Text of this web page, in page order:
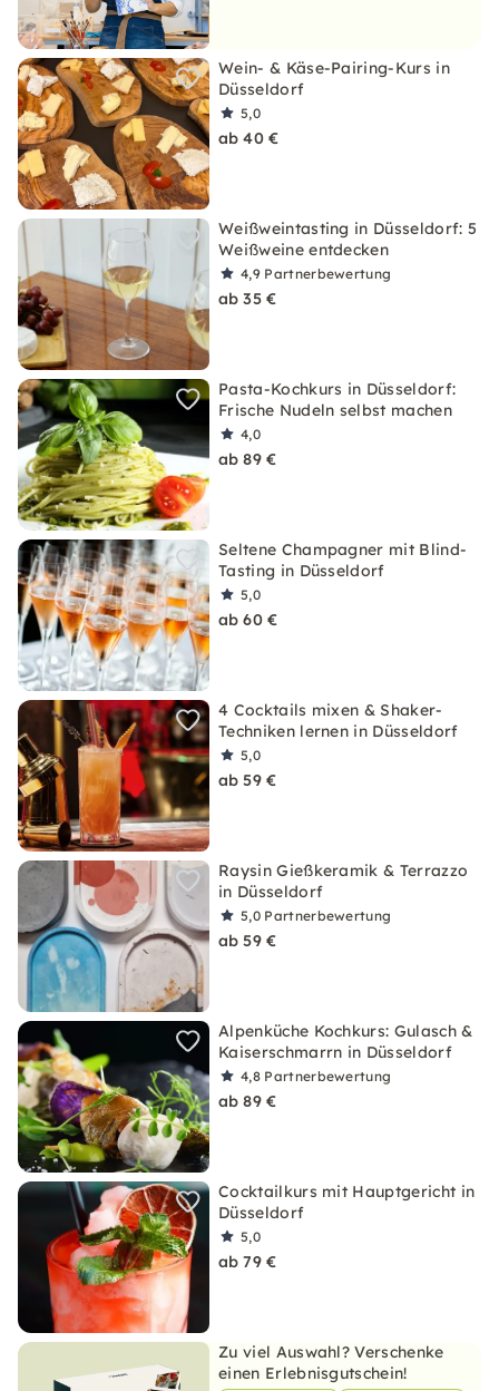
Wein- & Käse-Pairing-Kurs in
Düsseldorf
5,0
ab 40 €
Weißweintasting in Düsseldorf: 5
Weißweine entdecken
4,9 Partnerbewertung
ab 35 €
Pasta-Kochkurs in Düsseldorf:
Frische Nudeln selbst machen
4,0
ab 89 €
Seltene Champagner mit Blind-
Tasting in Düsseldorf
5,0
ab 60 €
4 Cocktails mixen & Shaker-
Techniken lernen in Düsseldorf
5,0
ab 59 €
Raysin Gießkeramik & Terrazzo
in Düsseldorf
5,0 Partnerbewertung
ab 59 €
Alpenküche Kochkurs: Gulasch &
Kaiserschmarrn in Düsseldorf
4,8 Partnerbewertung
ab 89 €
Cocktailkurs mit Hauptgericht in
Düsseldorf
5,0
ab 79 €
Zu viel Auswahl? Verschenke
einen Erlebnisgutschein!